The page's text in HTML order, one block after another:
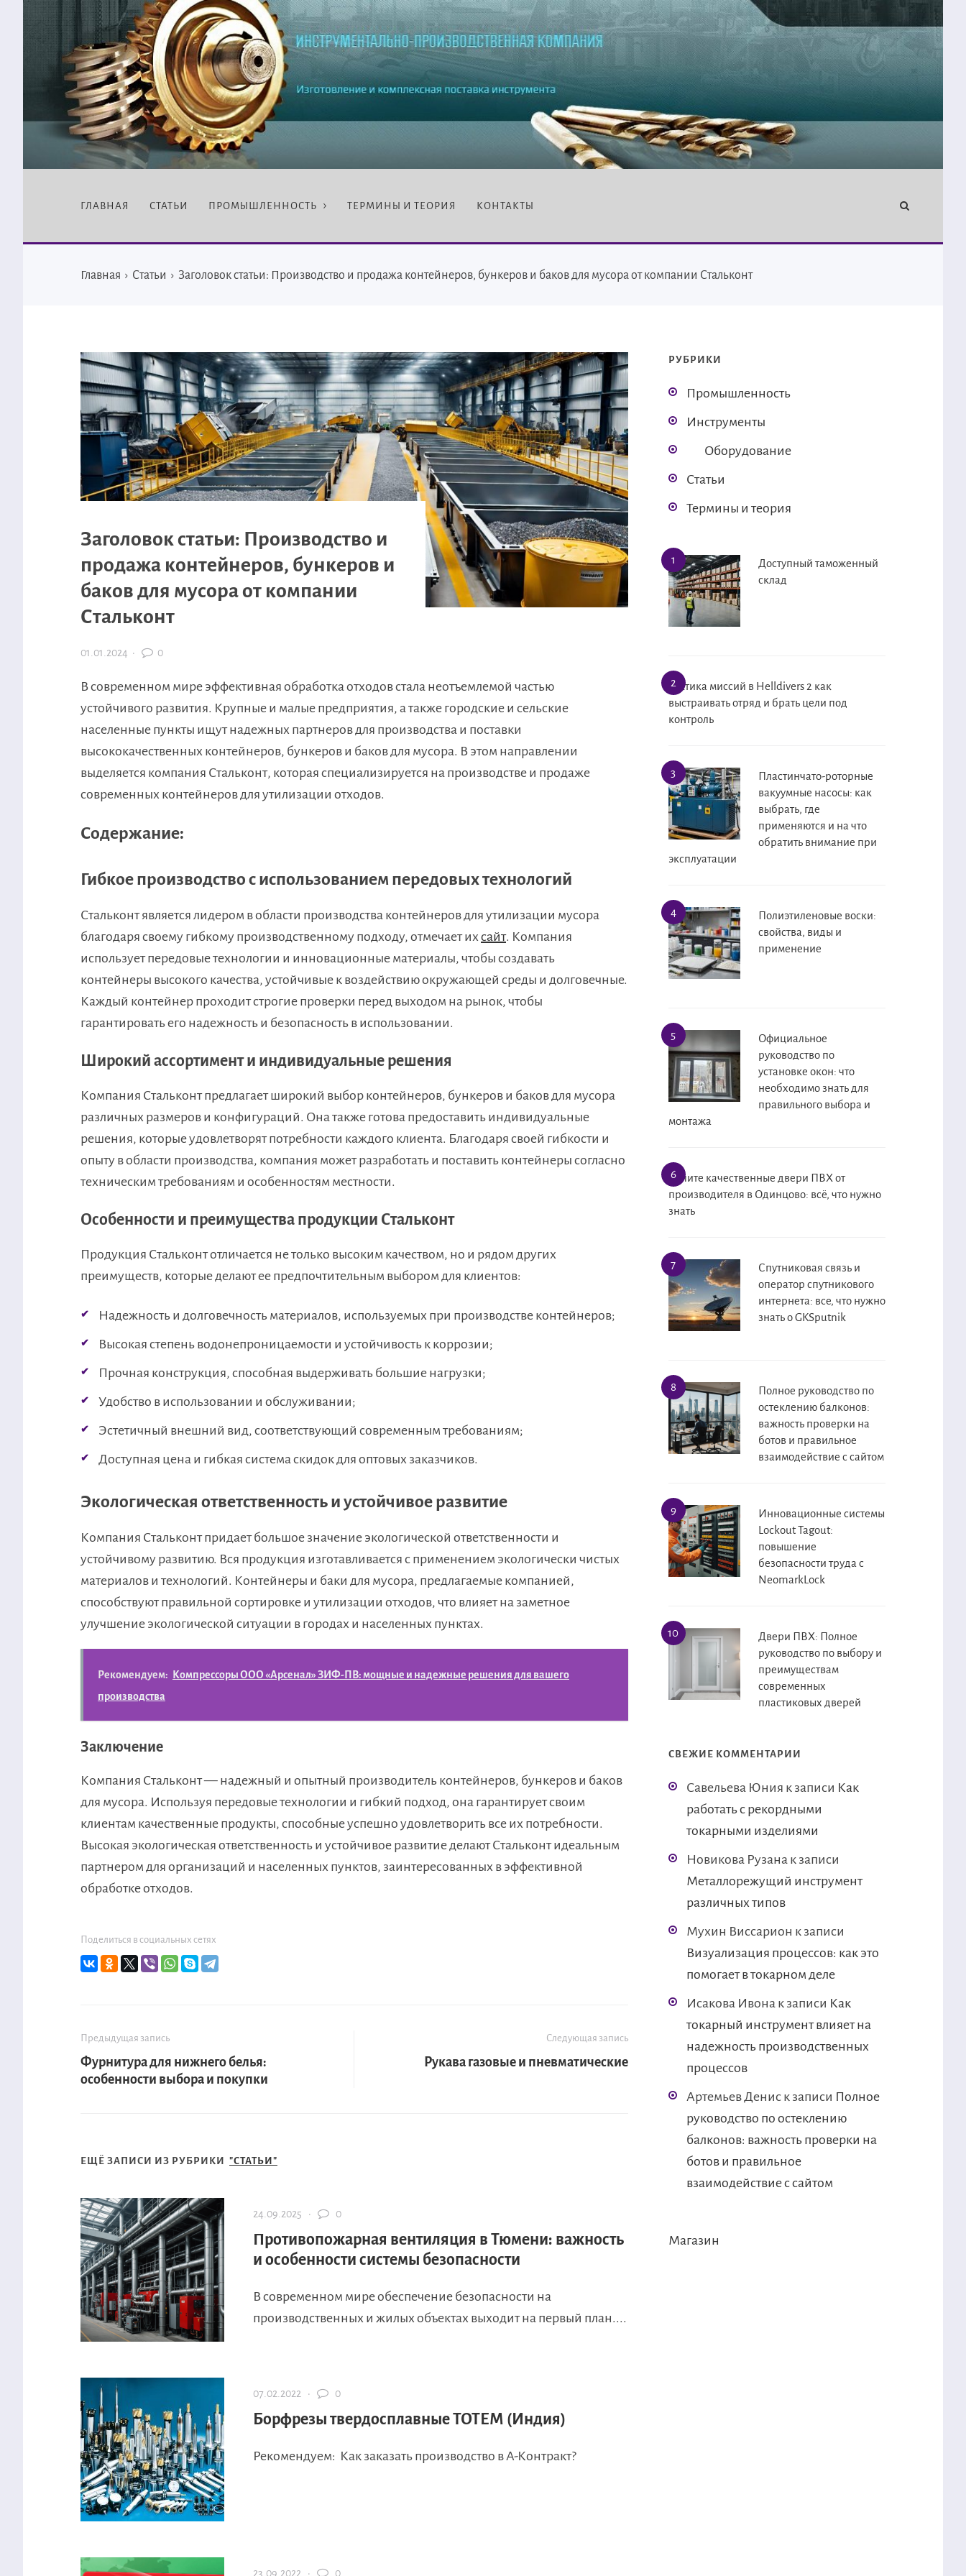
ГЛАВНАЯ СТАТЬИ ПРОМЫШЛЕННОСТЬ ТЕРМИНЫ И ТЕОРИЯ КОНТАКТЫ
Главная › Статьи › Заголовок статьи: Производство и продажа контейнеров, бункеров и баков для мусора от компании Стальконт
Заголовок статьи: Производство и
продажа контейнеров, бункеров и
баков для мусора от компании
Стальконт
01.01.2024 · 0
В современном мире эффективная обработка отходов стала неотъемлемой частью
устойчивого развития. Крупные и малые предприятия, а также городские и сельские
населенные пункты ищут надежных партнеров для производства и поставки
высококачественных контейнеров, бункеров и баков для мусора. В этом направлении
выделяется компания Стальконт, которая специализируется на производстве и продаже
современных контейнеров для утилизации отходов.
Содержание:
Гибкое производство с использованием передовых технологий
Стальконт является лидером в области производства контейнеров для утилизации мусора
благодаря своему гибкому производственному подходу, отмечает ихсайт. Компания
использует передовые технологии и инновационные материалы, чтобы создавать
контейнеры высокого качества, устойчивые к воздействию окружающей среды и долговечные.
Каждый контейнер проходит строгие проверки перед выходом на рынок, чтобы
гарантировать его надежность и безопасность в использовании.
Широкий ассортимент и индивидуальные решения
Компания Стальконт предлагает широкий выбор контейнеров, бункеров и баков для мусора
различных размеров и конфигураций. Она также готова предоставить индивидуальные
решения, которые удовлетворят потребности каждого клиента. Благодаря своей гибкости и
опыту в области производства, компания может разработать и поставить контейнеры согласно
техническим требованиям и особенностям местности.
Особенности и преимущества продукции Стальконт
Продукция Стальконт отличается не только высоким качеством, но и рядом других
преимуществ, которые делают ее предпочтительным выбором для клиентов:
Надежность и долговечность материалов, используемых при производстве контейнеров;
Высокая степень водонепроницаемости и устойчивость к коррозии;
Прочная конструкция, способная выдерживать большие нагрузки;
Удобство в использовании и обслуживании;
Эстетичный внешний вид, соответствующий современным требованиям;
Доступная цена и гибкая система скидок для оптовых заказчиков.
Экологическая ответственность и устойчивое развитие
Компания Стальконт придает большое значение экологической ответственности и
устойчивому развитию. Вся продукция изготавливается с применением экологически чистых
материалов и технологий. Контейнеры и баки для мусора, предлагаемые компанией,
способствуют правильной сортировке и утилизации отходов, что влияет на заметное
улучшение экологической ситуации в городах и населенных пунктах.
Рекомендуем:
Компрессоры ООО «Арсенал» ЗИФ-ПВ: мощные и надежные решения для вашего
производства
Заключение
Компания Стальконт — надежный и опытный производитель контейнеров, бункеров и баков
для мусора. Используя передовые технологии и гибкий подход, она гарантирует своим
клиентам качественные продукты, способные успешно удовлетворить все их потребности.
Высокая экологическая ответственность и устойчивое развитие делают Стальконт идеальным
партнером для организаций и населенных пунктов, заинтересованных в эффективной
обработке отходов.
Поделиться в социальных сетях
Предыдущая запись
Фурнитура для нижнего белья:
особенности выбора и покупки
Следующая запись
Рукава газовые и пневматические
ЕЩЁ ЗАПИСИ ИЗ РУБРИКИ "СТАТЬИ"
24.09.2025 · 0
Противопожарная вентиляция в Тюмени: важность
и особенности системы безопасности
В современном мире обеспечение безопасности на
производственных и жилых объектах выходит на первый план....
07.02.2022 · 0
Борфрезы твердосплавные ТОТЕМ (Индия)
Рекомендуем: Как заказать производство в А-Контракт?
23.09.2022 · 0
РУБРИКИ
Промышленность
Инструменты
Оборудование
Статьи
Термины и теория
Доступный таможенный
склад
Тактика миссий в Helldivers 2 как
выстраивать отряд и брать цели под
контроль
Пластинчато-роторные
вакуумные насосы: как
выбрать, где
применяются и на что
обратить внимание при
эксплуатации
Полиэтиленовые воски:
свойства, виды и
применение
Официальное
руководство по
установке окон: что
необходимо знать для
правильного выбора и
монтажа
Купите качественные двери ПВХ от
производителя в Одинцово: всё, что нужно
знать
Спутниковая связь и
оператор спутникового
интернета: все, что нужно
знать о GKSputnik
Полное руководство по
остеклению балконов:
важность проверки на
ботов и правильное
взаимодействие с сайтом
Инновационные системы
Lockout Tagout:
повышение
безопасности труда с
NeomarkLock
Двери ПВХ: Полное
руководство по выбору и
преимуществам
современных
пластиковых дверей
СВЕЖИЕ КОММЕНТАРИИ
Савельева Юния к записи Как
работать с рекордными
токарными изделиями
Новикова Рузана к записи
Металлорежущий инструмент
различных типов
Мухин Виссарион к записи
Визуализация процессов: как это
помогает в токарном деле
Исакова Ивона к записи Как
токарный инструмент влияет на
надежность производственных
процессов
Артемьев Дениск записи Полное
руководство по остеклению
балконов: важность проверки на
ботов и правильное
взаимодействие с сайтом
Магазин